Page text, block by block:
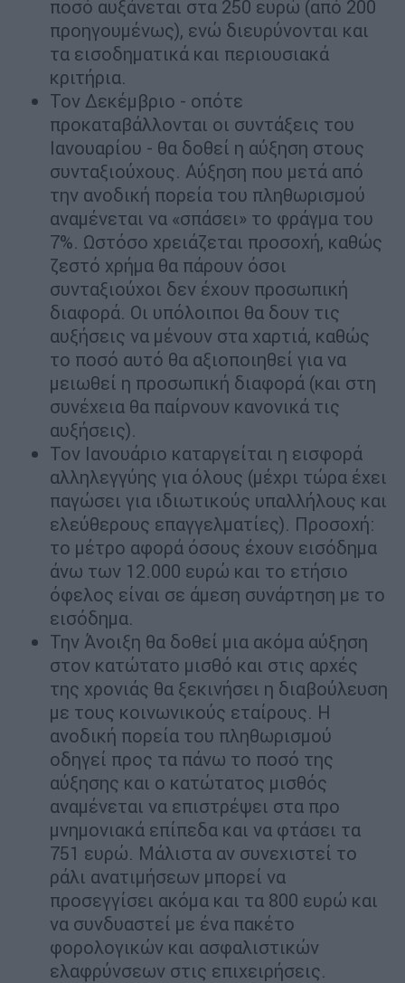
ποσό αυξάνεται στα 250 ευρώ (από 200
προηγουμένως), ενώ διευρύνονται και
τα εισοδηματικά και περιουσιακά
κριτήρια.
Τον Δεκέμβριο - οπότε
προκαταβάλλονται οι συντάξεις του
Ιανουαρίου - θα δοθεί η αύξηση στους
συνταξιούχους. Αύξηση που μετά από
την ανοδική πορεία του πληθωρισμού
αναμένεται να «σπάσει» το φράγμα του
7%. Ωστόσο χρειάζεται προσοχή, καθώς
ζεστό χρήμα θα πάρουν όσοι
συνταξιούχοι δεν έχουν προσωπική
διαφορά. Οι υπόλοιποι θα δουν τις
αυξήσεις να μένουν στα χαρτιά, καθώς
το ποσό αυτό θα αξιοποιηθεί για να
μειωθεί η προσωπική διαφορά (και στη
συνέχεια θα παίρνουν κανονικά τις
αυξήσεις).
Τον Ιανουάριο καταργείται η εισφορά
αλληλεγγύης για όλους (μέχρι τώρα έχει
παγώσει για ιδιωτικούς υπαλλήλους και
ελεύθερους επαγγελματίες). Προσοχή:
το μέτρο αφορά όσους έχουν εισόδημα
άνω των 12.000 ευρώ και το ετήσιο
όφελος είναι σε άμεση συνάρτηση με το
εισόδημα.
Την Άνοιξη θα δοθεί μια ακόμα αύξηση
στον κατώτατο μισθό και στις αρχές
της χρονιάς θα ξεκινήσει η διαβούλευση
με τους κοινωνικούς εταίρους. Η
ανοδική πορεία του πληθωρισμού
οδηγεί προς τα πάνω το ποσό της
αύξησης και ο κατώτατος μισθός
αναμένεται να επιστρέψει στα προ
μνημονιακά επίπεδα και να φτάσει τα
751 ευρώ. Μάλιστα αν συνεχιστεί το
ράλι ανατιμήσεων μπορεί να
προσεγγίσει ακόμα και τα 800 ευρώ και
να συνδυαστεί με ένα πακέτο
φορολογικών και ασφαλιστικών
ελαφρύνσεων στις επιχειρήσεις.